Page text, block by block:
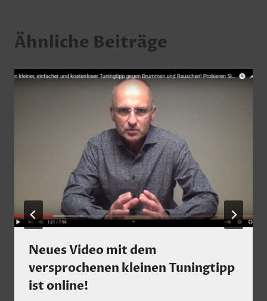
Ähnliche Beiträge
Neues Video mit dem
versprochenen kleinen Tuningtipp
ist online!